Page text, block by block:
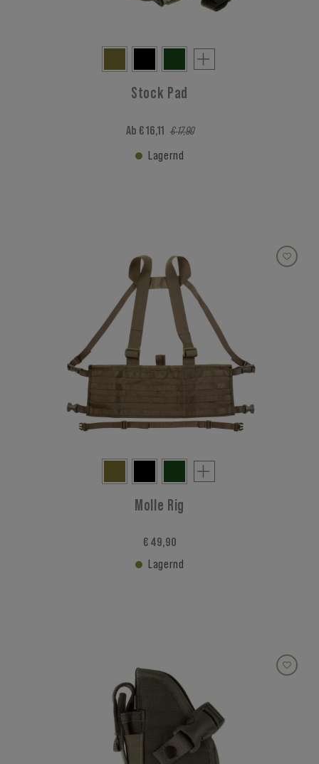
Stock Pad
Ab € 16,11 € 17,90
Lagernd
Molle Rig
€ 49,90
Lagernd